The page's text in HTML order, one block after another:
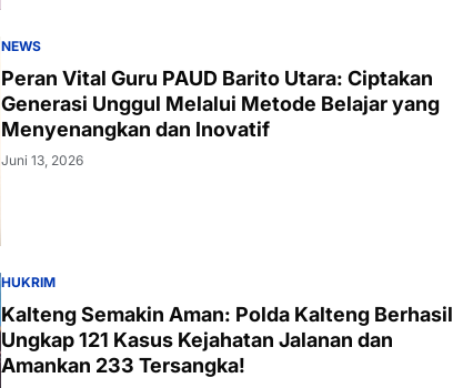
NEWS
Peran Vital Guru PAUD Barito Utara: Ciptakan
Generasi Unggul Melalui Metode Belajar yang
Menyenangkan dan Inovatif
Juni 13, 2026
HUKRIM
Kalteng Semakin Aman: Polda Kalteng Berhasil
Ungkap 121 Kasus Kejahatan Jalanan dan
Amankan 233 Tersangka!